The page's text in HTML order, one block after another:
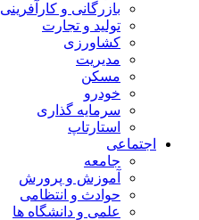
بازرگانی و کارآفرینی
تولید و تجارت
کشاورزی
مدیریت
مسکن
خودرو
سرمایه گذاری
استارتاپ
اجتماعی
جامعه
آموزش و پرورش
حوادث و انتظامی
علمی و دانشگاه ها